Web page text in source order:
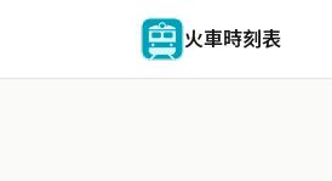
火車時刻表